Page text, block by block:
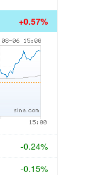
+0.57%
-0.24%
-0.15%